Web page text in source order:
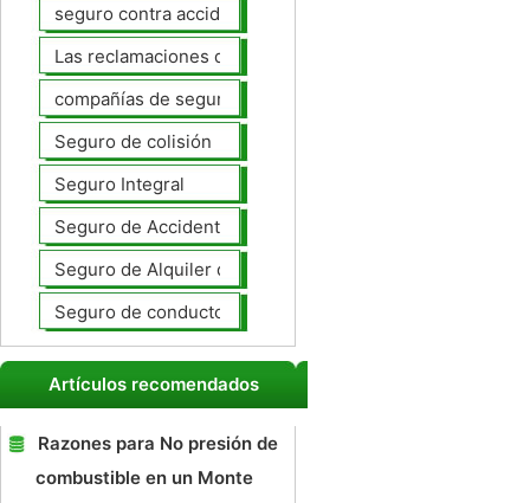
seguro contra accidentes
Las reclamaciones de seguros de automóviles
compañías de seguros de coche
Seguro de colisión
Seguro Integral
Seguro de Accidentes Personales
Seguro de Alquiler de coches
Seguro de conductores no asegurados
Artículos recomendados
Razones para No presión de
combustible en un Monte